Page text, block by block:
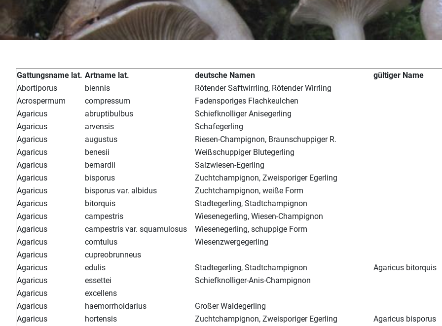
Gattungsname lat. Artname lat. deutsche Namen
gültiger Name
Abortiporus
biennis
Rötender Saftwirrling, Rötender Wirrling
Acrospermum
compressum
Fadensporiges Flachkeulchen
Agaricus
abruptibulbus
Schiefknolliger Anisegerling
Agaricus
arvensis
Schafegerling
Agaricus
augustus
Riesen-Champignon, Braunschuppiger R.
Agaricus
benesii
Weißschuppiger Blutegerling
Agaricus
bernardii
Salzwiesen-Egerling
Agaricus
bisporus
Zuchtchampignon, Zweisporiger Egerling
Agaricus
bisporus var. albidus
Zuchtchampignon, weiße Form
Agaricus
bitorquis
Stadtegerling, Stadtchampignon
Agaricus
campestris
Wiesenegerling, Wiesen-Champignon
Agaricus
campestris var. squamulosus
Wiesenegerling, schuppige Form
Agaricus
comtulus
Wiesenzwergegerling
Agaricus
cupreobrunneus
Agaricus
edulis Stadtegerling, Stadtchampignon
Agaricus bitorquis
Agaricus
essettei
Schiefknolliger-Anis-Champignon
Agaricus
excellens
Agaricus
haemorrhoidarius
Großer Waldegerling
Agaricus
hortensis Zuchtchampignon, Zweisporiger Egerling
Agaricus bisporus